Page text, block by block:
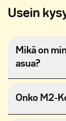
Usein
Mikä on
asua?
Asunnoissa
voimassa
Onko M2-